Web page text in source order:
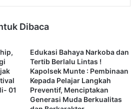
Dibaca
01
Edukasi Bahaya Narkoba dan
Tertib Berlalu Lintas !
Kapolsek Munte : Pembinaan
Kepada Pelajar Langkah
Preventif, Menciptakan
Generasi Muda Berkualitas